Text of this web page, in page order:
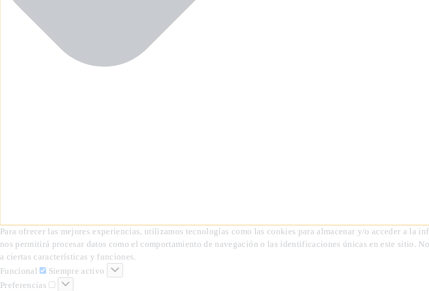
Para ofrecer las mejores experiencias, utilizamos tecnologías como las cookies para almacenar y/o acceder a la
nos permitirá procesar datos como el comportamiento de navegación o las identificaciones únicas en este sitio.
a ciertas características y funciones.
Funcional
Funcional
Siempre activo
Preferencias
Preferencias